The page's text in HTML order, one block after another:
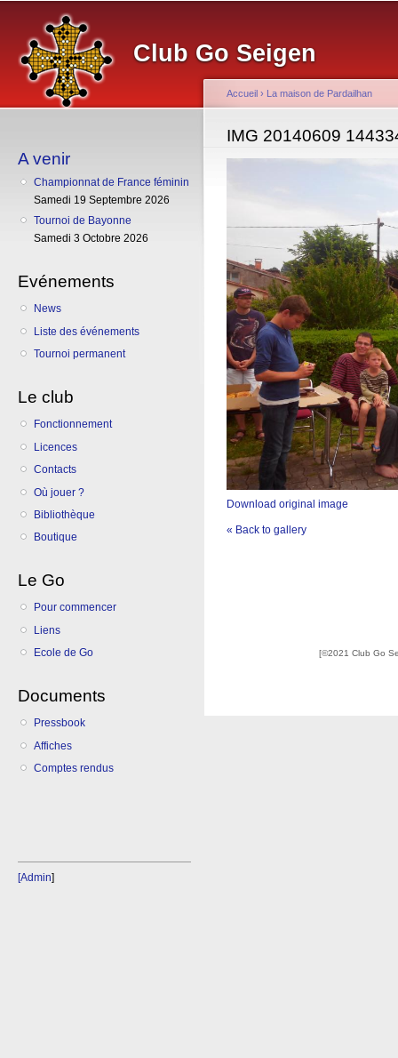
Club Go Seigen
A venir
Championnat de France féminin
Samedi 19 Septembre 2026
Tournoi de Bayonne
Samedi 3 Octobre 2026
Evénements
News
Liste des événements
Tournoi permanent
Le club
Fonctionnement
Licences
Contacts
Où jouer ?
Bibliothèque
Boutique
Le Go
Pour commencer
Liens
Ecole de Go
Documents
Pressbook
Affiches
Comptes rendus
[Admin]
Vous êtes ici
Accueil › La maison de Pardailhan
IMG 20140609
Download original image
« Back to gallery
[©2021 Club Go